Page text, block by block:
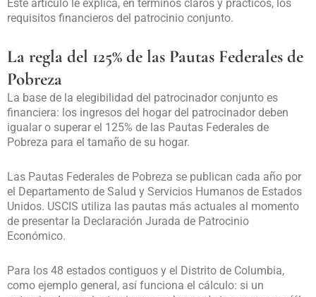
Este artículo le explica, en términos claros y prácticos, los
requisitos financieros del patrocinio conjunto.
La regla del 125% de las Pautas Federales de
Pobreza
La base de la elegibilidad del patrocinador conjunto es
financiera: los ingresos del hogar del patrocinador deben
igualar o superar el 125% de las Pautas Federales de
Pobreza para el tamaño de su hogar.
Las Pautas Federales de Pobreza se publican cada año por
el Departamento de Salud y Servicios Humanos de Estados
Unidos. USCIS utiliza las pautas más actuales al momento
de presentar la Declaración Jurada de Patrocinio
Económico.
Para los 48 estados contiguos y el Distrito de Columbia,
como ejemplo general, así funciona el cálculo: si un